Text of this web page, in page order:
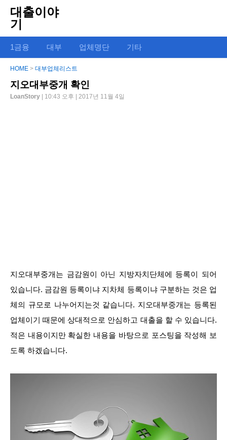
대출이야
기
1금융 대부 업체명단 기타
HOME > 대부업체리스트
지오대부중개 확인
LoanStory | 10:43 오후 | 2017년 11월 4일
지오대부중개는 금감원이 아닌 지방자치단체에 등록이 되어
있습니다. 금감원 등록이냐 지차체 등록이냐 구분하는 것은 업
체의 규모로 나누어지는것 같습니다. 지오대부중개는 등록된
업체이기 때문에 상대적으로 안심하고 대출을 할 수 있습니다.
적은 내용이지만 확실한 내용을 바탕으로 포스팅을 작성해 보
도록 하겠습니다.